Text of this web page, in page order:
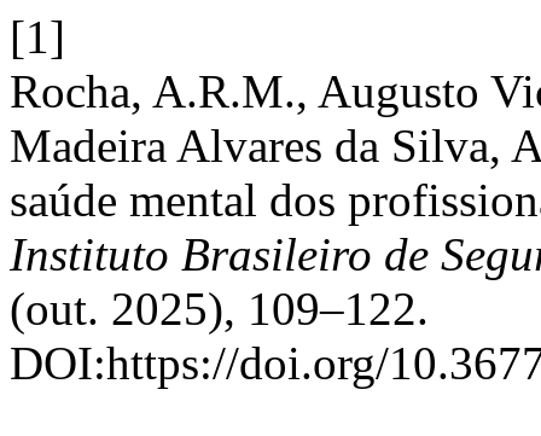
[1]
Rocha, A.R.M., Augusto
Madeira Alvares da Silva,
saúde mental dos
Instituto Brasileiro de
(out. 2025), 109–122.
DOI:https://doi.org/